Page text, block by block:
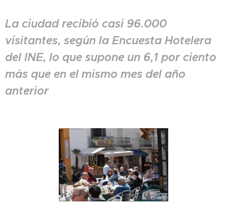
La ciudad recibió casi 96.000
visitantes, según la Encuesta Hotelera
del INE, lo que supone un 6,1 por ciento
más que en el mismo mes del año
anterior